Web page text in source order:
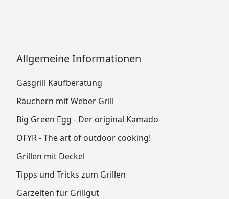
Allgemeine Informationen
Gasgrill Kaufberatung
Räuchern mit Weber Grill
Big Green Egg - Der original Kamado
OFYR - The art of outdoor cooking!
Grillen mit Deckel
Tipps und Tricks zum Grillen
Garzeiten für Grillgut